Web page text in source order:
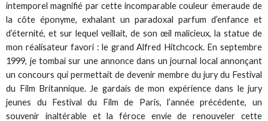
intemporel magnifié par cette incomparable couleur émeraude de
la côte éponyme, exhalant un paradoxal parfum d’enfance et
d’éternité, et sur lequel veillait, de son œil malicieux, la statue de
mon réalisateur favori : le grand Alfred Hitchcock. En septembre
1999, je tombai sur une annonce dans un journal local annonçant
un concours qui permettait de devenir membre du jury du Festival
du Film Britannique. Je gardais de mon expérience dans le jury
jeunes du Festival du Film de Paris, l’année précédente, un
souvenir inaltérable et la féroce envie de renouveler cette